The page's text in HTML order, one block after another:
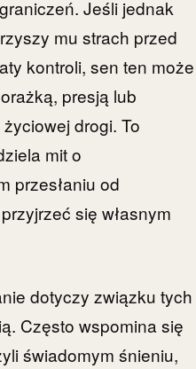
Jeśli jednak
mu strach przed
kontroli, sen ten może
presją lub
drogi. To
mit o
przesłaniu od
się własnym
dotyczy związku tych
Często wspomina się
świadomym śnieniu,